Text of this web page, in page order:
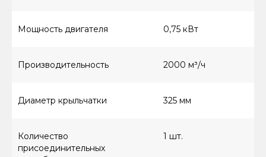
Мощность двигателя 0,75 кВт
Производительность 2000 м³/ч
Диаметр крыльчатки 325 мм
Количество
присоединительных
1 шт.